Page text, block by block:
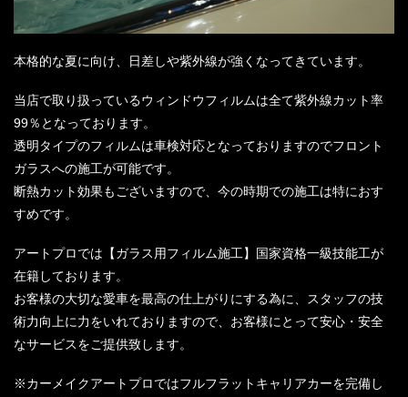
本格的な夏に向け、日差しや紫外線が強くなってきています。
当店で取り扱っているウィンドウフィルムは全て紫外線カット率
99％となっております。
透明タイプのフィルムは車検対応となっておりますのでフロント
ガラスへの施工が可能です。
断熱カット効果もございますので、今の時期での施工は特におす
すめです。
アートプロでは【ガラス用フィルム施工】国家資格一級技能工が
在籍しております。
お客様の大切な愛車を最高の仕上がりにする為に、スタッフの技
術力向上に力をいれておりますので、お客様にとって安心・安全
なサービスをご提供致します。
※カーメイクアートプロではフルフラットキャリアカーを完備し